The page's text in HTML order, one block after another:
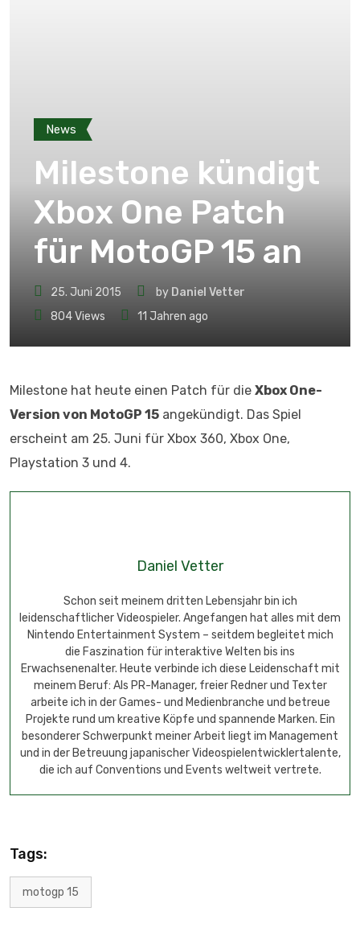
News
Milestone kündigt
Xbox One Patch
für MotoGP 15 an
25. Juni 2015 by Daniel Vetter
804Views 11 Jahren ago
Milestone hat heute einen Patch für die Xbox One-
Version von MotoGP 15 angekündigt. Das Spiel
erscheint am 25. Juni für Xbox 360, Xbox One,
Playstation 3 und 4.
Daniel Vetter
Schon seit meinem dritten Lebensjahr bin ich
leidenschaftlicher Videospieler. Angefangen hat alles mit dem
Nintendo Entertainment System – seitdem begleitet mich
die Faszination für interaktive Welten bis ins
Erwachsenenalter. Heute verbinde ich diese Leidenschaft mit
meinem Beruf: Als PR-Manager, freier Redner und Texter
arbeite ich in der Games- und Medienbranche und betreue
Projekte rund um kreative Köpfe und spannende Marken. Ein
besonderer Schwerpunkt meiner Arbeit liegt im Management
und in der Betreuung japanischer Videospielentwicklertalente,
die ich auf Conventions und Events weltweit vertrete.
Tags:
motogp 15